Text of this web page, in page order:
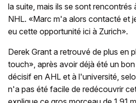
la suite, mais ils se sont rencontrés
NHL. «Marc m'a alors contacté et
eu cette opportunité ici à Zurich».
Derek Grant a retrouvé de plus en
touch», après avoir déjà été un
décisif en AHL et à l'université,
n'a pas été facile de redécouvrir